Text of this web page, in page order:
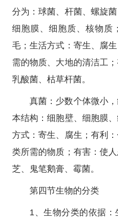
分为：球菌、杆菌、螺旋
细胞膜、细胞质、核物质
毛；生活方式：寄生、腐
需的物质、大地的清洁工
乳酸菌、枯草杆菌。
真菌：少数个体微小
本结构：细胞壁、细胞膜
方式：寄生、腐生；有利
类所需的物质；有害：使
芝、鬼笔鹅膏、霉菌。
第四节生物的分类
1、生物分类的依据